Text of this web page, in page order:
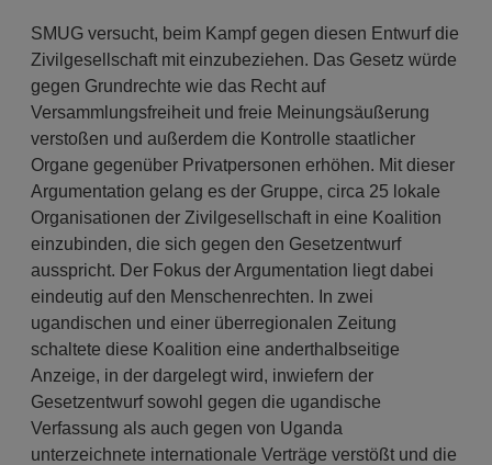
SMUG versucht, beim Kampf gegen diesen Entwurf die
Zivilgesellschaft mit einzubeziehen. Das Gesetz würde
gegen Grundrechte wie das Recht auf
Versammlungsfreiheit und freie Meinungsäußerung
verstoßen und außerdem die Kontrolle staatlicher
Organe gegenüber Privatpersonen erhöhen. Mit dieser
Argumentation gelang es der Gruppe, circa 25 lokale
Organisationen der Zivilgesellschaft in eine Koalition
einzubinden, die sich gegen den Gesetzentwurf
ausspricht. Der Fokus der Argumentation liegt dabei
eindeutig auf den Menschenrechten. In zwei
ugandischen und einer überregionalen Zeitung
schaltete diese Koalition eine anderthalbseitige
Anzeige, in der dargelegt wird, inwiefern der
Gesetzentwurf sowohl gegen die ugandische
Verfassung als auch gegen von Uganda
unterzeichnete internationale Verträge verstößt und die